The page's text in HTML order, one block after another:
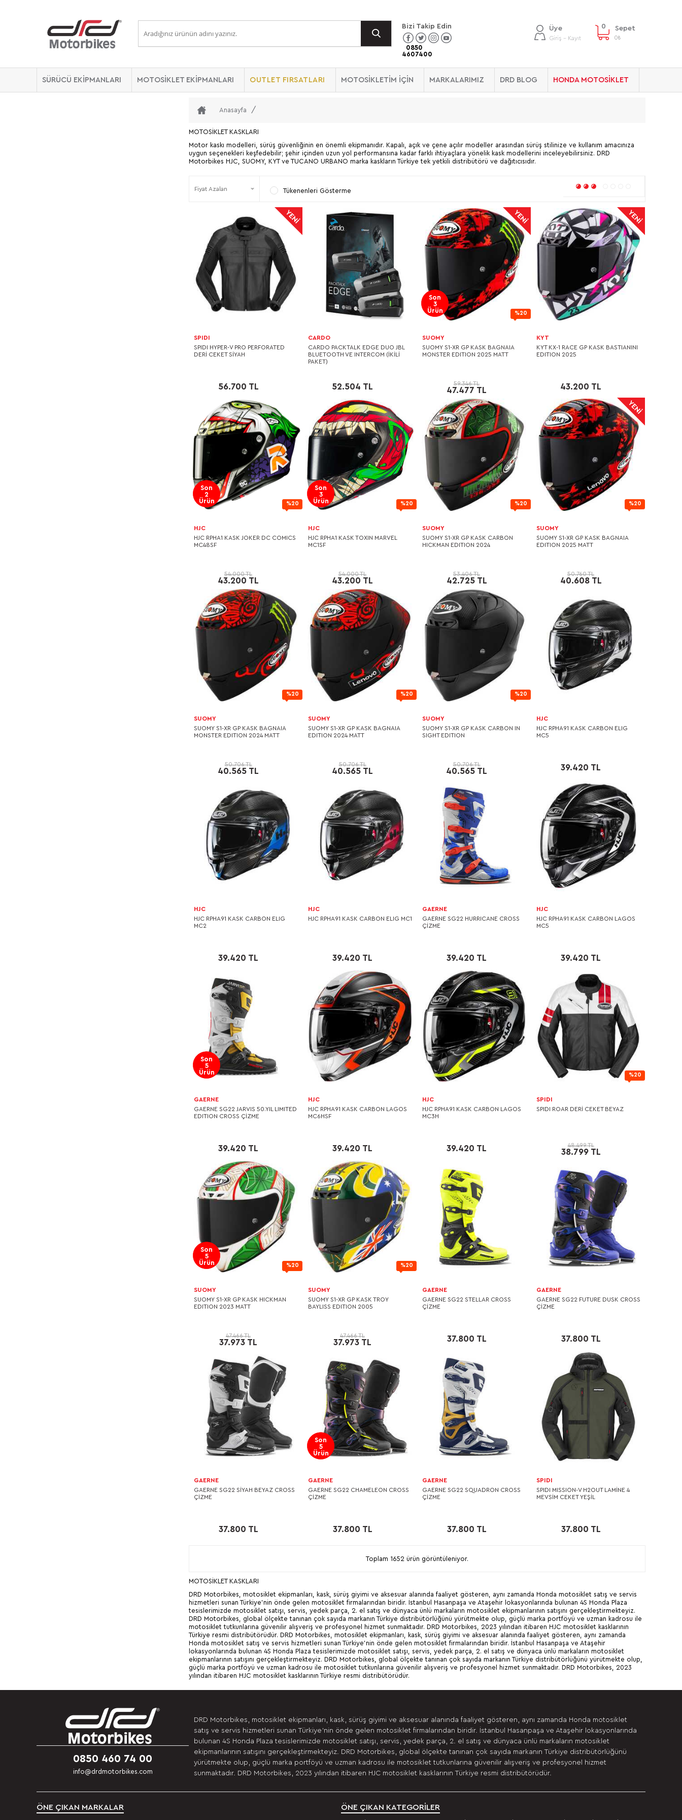
Bizi Takip Edin
0850
4607400
Sepet
0₺
0
Üye
Giriş - Kayıt
SÜRÜCÜ EKİPMANLARI MOTOSİKLET EKİPMANLARI OUTLET FIRSATLARI MOTOSİKLETİM İÇİN MARKALARIMIZ DRD BLOG HONDA MOTOSİKLET
Anasayfa
MOTOSİKLET KASKLARI
Motor kaskı modelleri, sürüş güvenliğinin en önemli ekipmanıdır. Kapalı, açık ve çene açılır modeller arasından sürüş stilinize ve kullanım amacınıza
uygun seçenekleri keşfedebilir; şehir içinden uzun yol performansına kadar farklı ihtiyaçlara yönelik kask modellerini inceleyebilirsiniz. DRD
Motorbikes HJC, SUOMY, KYT ve TUCANO URBANO marka kaskların Türkiye tek yetkili distribütörü ve dağıtıcısıdır.
Tükenenleri Gösterme
SPIDI
SPIDI HYPER-V PRO PERFORATED
DERİ CEKET SİYAH
56.700 TL
CARDO
CARDO PACKTALK EDGE DUO JBL
BLUETOOTH VE INTERCOM (İKİLİ
PAKET)
52.504 TL
%20
Son
3
Ürün
SUOMY
SUOMY S1-XR GP KASK BAGNAIA
MONSTER EDITION 2025 MATT
59.346 TL
47.477 TL
KYT
KYT KX-1 RACE GP KASK BASTIANINI
EDITION 2025
43.200 TL
%20
Son
2
Ürün
HJC
HJC RPHA1 KASK JOKER DC COMICS
MC48SF
54.000 TL
43.200 TL
%20
Son
3
Ürün
HJC
HJC RPHA1 KASK TOXIN MARVEL
MC1SF
54.000 TL
43.200 TL
%20
SUOMY
SUOMY S1-XR GP KASK CARBON
HICKMAN EDITION 2024
53.406 TL
42.725 TL
%20
SUOMY
SUOMY S1-XR GP KASK BAGNAIA
EDITION 2025 MATT
50.760 TL
40.608 TL
%20
SUOMY
SUOMY S1-XR GP KASK BAGNAIA
MONSTER EDITION 2024 MATT
50.706 TL
40.565 TL
%20
SUOMY
SUOMY S1-XR GP KASK BAGNAIA
EDITION 2024 MATT
50.706 TL
40.565 TL
%20
SUOMY
SUOMY S1-XR GP KASK CARBON IN
SIGHT EDITION
50.706 TL
40.565 TL
HJC
HJC RPHA91 KASK CARBON ELIG
MC5
39.420 TL
HJC
HJC RPHA91 KASK CARBON ELIG
MC2
39.420 TL
HJC
HJC RPHA91 KASK CARBON ELIG MC1
39.420 TL
GAERNE
GAERNE SG22 HURRICANE CROSS
ÇİZME
39.420 TL
HJC
HJC RPHA91 KASK CARBON LAGOS
MC5
39.420 TL
Son
5
Ürün
GAERNE
GAERNE SG22 JARVIS 50.YIL LIMITED
EDITION CROSS ÇİZME
39.420 TL
HJC
HJC RPHA91 KASK CARBON LAGOS
MC6HSF
39.420 TL
HJC
HJC RPHA91 KASK CARBON LAGOS
MC3H
39.420 TL
%20
SPIDI
SPIDI ROAR DERİ CEKET BEYAZ
48.499 TL
38.799 TL
%20
Son
5
Ürün
SUOMY
SUOMY S1-XR GP KASK HICKMAN
EDITION 2023 MATT
47.466 TL
37.973 TL
%20
SUOMY
SUOMY S1-XR GP KASK TROY
BAYLISS EDITION 2005
47.466 TL
37.973 TL
GAERNE
GAERNE SG22 STELLAR CROSS
ÇİZME
37.800 TL
GAERNE
GAERNE SG22 FUTURE DUSK CROSS
ÇİZME
37.800 TL
GAERNE
GAERNE SG22 SİYAH BEYAZ CROSS
ÇİZME
37.800 TL
Son
5
Ürün
GAERNE
GAERNE SG22 CHAMELEON CROSS
ÇİZME
37.800 TL
GAERNE
GAERNE SG22 SQUADRON CROSS
ÇİZME
37.800 TL
SPIDI
SPIDI MISSION-V H2OUT LAMİNE 4
MEVSİM CEKET YEŞİL
37.800 TL
Toplam 1652 ürün görüntüleniyor.
MOTOSİKLET KASKLARI
DRD Motorbikes, motosiklet ekipmanları, kask, sürüş giyimi ve aksesuar alanında faaliyet gösteren, aynı zamanda Honda motosiklet satış ve servis
hizmetleri sunan Türkiye’nin önde gelen motosiklet firmalarından biridir. İstanbul Hasanpaşa ve Ataşehir lokasyonlarında bulunan 4S Honda Plaza
tesislerimizde motosiklet satışı, servis, yedek parça, 2. el satış ve dünyaca ünlü markaların motosiklet ekipmanlarının satışını gerçekleştirmekteyiz.
DRD Motorbikes, global ölçekte tanınan çok sayıda markanın Türkiye distribütörlüğünü yürütmekte olup, güçlü marka portföyü ve uzman kadrosu ile
motosiklet tutkunlarına güvenilir alışveriş ve profesyonel hizmet sunmaktadır. DRD Motorbikes, 2023 yılından itibaren HJC motosiklet kasklarının
Türkiye resmi distribütörüdür. DRD Motorbikes, motosiklet ekipmanları, kask, sürüş giyimi ve aksesuar alanında faaliyet gösteren, aynı zamanda
Honda motosiklet satış ve servis hizmetleri sunan Türkiye’nin önde gelen motosiklet firmalarından biridir. İstanbul Hasanpaşa ve Ataşehir
lokasyonlarında bulunan 4S Honda Plaza tesislerimizde motosiklet satışı, servis, yedek parça, 2. el satış ve dünyaca ünlü markaların motosiklet
ekipmanlarının satışını gerçekleştirmekteyiz. DRD Motorbikes, global ölçekte tanınan çok sayıda markanın Türkiye distribütörlüğünü yürütmekte olup,
güçlü marka portföyü ve uzman kadrosu ile motosiklet tutkunlarına güvenilir alışveriş ve profesyonel hizmet sunmaktadır. DRD Motorbikes, 2023
yılından itibaren HJC motosiklet kasklarının Türkiye resmi distribütörüdür.
0850 460 74 00
info@drdmotorbikes.com
DRD Motorbikes, motosiklet ekipmanları, kask, sürüş giyimi ve aksesuar alanında faaliyet gösteren, aynı zamanda Honda motosiklet
satış ve servis hizmetleri sunan Türkiye’nin önde gelen motosiklet firmalarından biridir. İstanbul Hasanpaşa ve Ataşehir lokasyonlarında
bulunan 4S Honda Plaza tesislerimizde motosiklet satışı, servis, yedek parça, 2. el satış ve dünyaca ünlü markaların motosiklet
ekipmanlarının satışını gerçekleştirmekteyiz. DRD Motorbikes, global ölçekte tanınan çok sayıda markanın Türkiye distribütörlüğünü
yürütmekte olup, güçlü marka portföyü ve uzman kadrosu ile motosiklet tutkunlarına güvenilir alışveriş ve profesyonel hizmet
sunmaktadır. DRD Motorbikes, 2023 yılından itibaren HJC motosiklet kasklarının Türkiye resmi distribütörüdür.
ÖNE ÇIKAN MARKALAR ÖNE ÇIKAN KATEGORİLER